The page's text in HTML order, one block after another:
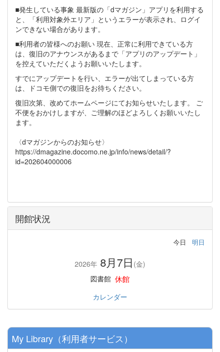
■発生している事象 最新版の「dマガジン」アプリを利用する
と、「利用対象外エリア」というエラーが表示され、ログイ
ンできない場合があります。
■利用者の皆様へのお願い 現在、正常に利用できている方
は、復旧のアナウンスがあるまで「アプリのアップデート」
を控えていただくようお願いいたします。
すでにアップデートを行い、エラーが出てしまっている方
は、ドコモ側での復旧をお待ちください。
復旧次第、改めてホームページにてお知らせいたします。 ご
不便をおかけしますが、ご理解のほどよろしくお願いいたし
ます。
〈dマガジンからのお知らせ〉
https://dmagazine.docomo.ne.jp/info/news/detail/?
id=202604000006
開館状況
今日 明日
2026年 8月7日 (金)
図書館 休館
カレンダー
My Library（利用者サービス）